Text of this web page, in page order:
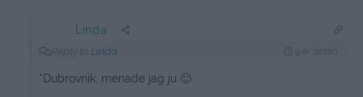
Linda
Linda
*Dubrovnik, menade jag ju 🙂